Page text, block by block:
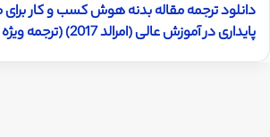
دانلود ترجمه مقاله بدنه هوش کسب و کار برای
پایداری در آموزش عالی (امرالد 2017) (ترجمه ویژه – طلایی